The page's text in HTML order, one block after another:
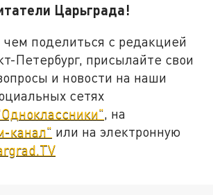
Царьграда!
чем поделиться с редакцией
Петербург, присылайте свои
и новости на наши
сетях
, на
канал" или на электронную